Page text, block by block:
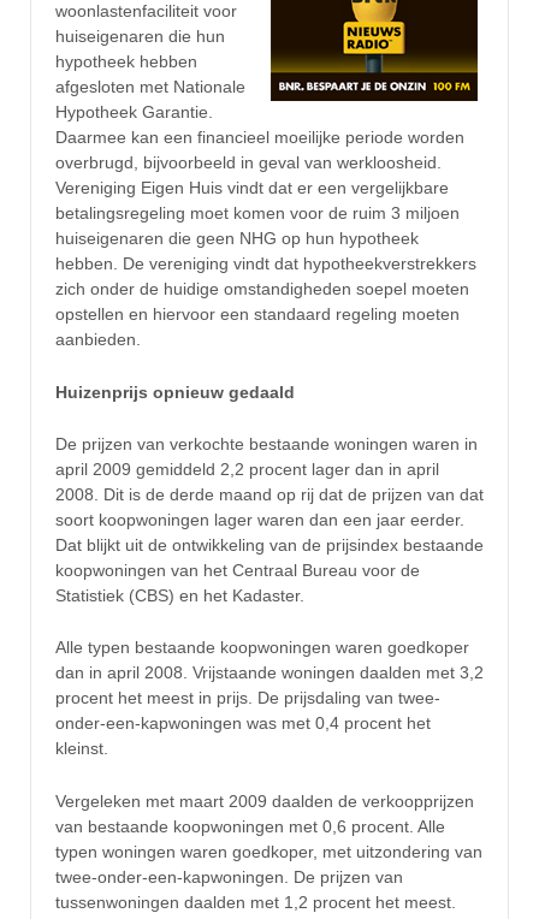
woonlastenfaciliteit voor
huiseigenaren die hun
hypotheek hebben
afgesloten met Nationale
Hypotheek Garantie.
Daarmee kan een financieel moeilijke periode worden
overbrugd, bijvoorbeeld in geval van werkloosheid.
Vereniging Eigen Huis vindt dat er een vergelijkbare
betalingsregeling moet komen voor de ruim 3 miljoen
huiseigenaren die geen NHG op hun hypotheek
hebben. De vereniging vindt dat hypotheekverstrekkers
zich onder de huidige omstandigheden soepel moeten
opstellen en hiervoor een standaard regeling moeten
aanbieden.
Huizenprijs opnieuw gedaald
De prijzen van verkochte bestaande woningen waren in
april 2009 gemiddeld 2,2 procent lager dan in april
2008. Dit is de derde maand op rij dat de prijzen van dat
soort koopwoningen lager waren dan een jaar eerder.
Dat blijkt uit de ontwikkeling van de prijsindex bestaande
koopwoningen van het Centraal Bureau voor de
Statistiek (CBS) en het Kadaster.
Alle typen bestaande koopwoningen waren goedkoper
dan in april 2008. Vrijstaande woningen daalden met 3,2
procent het meest in prijs. De prijsdaling van twee-
onder-een-kapwoningen was met 0,4 procent het
kleinst.
Vergeleken met maart 2009 daalden de verkoopprijzen
van bestaande koopwoningen met 0,6 procent. Alle
typen woningen waren goedkoper, met uitzondering van
twee-onder-een-kapwoningen. De prijzen van
tussenwoningen daalden met 1,2 procent het meest.